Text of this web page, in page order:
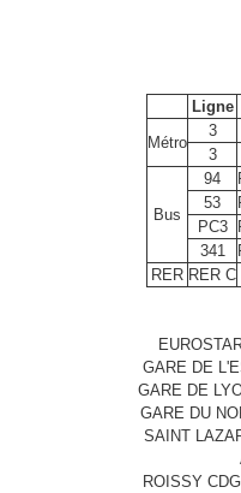
Ligne
Métro
3
3
Bus
94
53
PC3
341
RER RER C
GARE DE
GARE DE
GARE DU
SAINT
ROISSY